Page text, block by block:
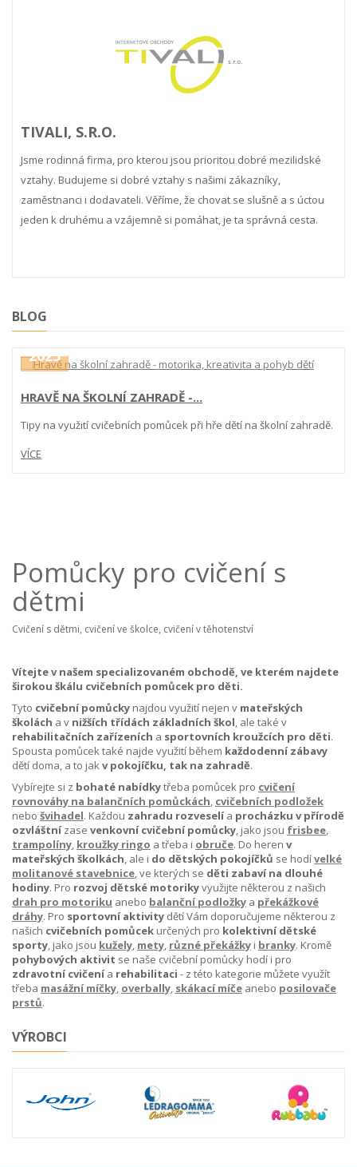
TIVALI, S.R.O.
Jsme rodinná firma, pro kterou jsou prioritou dobré mezilidské
vztahy. Budujeme si dobré vztahy s našimi zákazníky,
zaměstnanci i dodavateli. Věříme, že chovat se slušně a s úctou
jeden k druhému a vzájemně si pomáhat, je ta správná cesta.
BLOG
ŘÍJEN
2025
HRAVĚ NA ŠKOLNÍ ZAHRADĚ -...
Tipy na využití cvičebních pomůcek při hře dětí na školní zahradě.
VÍCE
Pomůcky pro cvičení s
dětmi
Cvičení s dětmi, cvičení ve školce, cvičení v těhotenství
Vítejte v našem specializovaném obchodě, ve kterém najdete
širokou škálu cvičebních pomůcek pro děti.
Tyto cvičební pomůcky najdou využití nejen v mateřských
školách a v nižších třídách základních škol, ale také v
rehabilitačních zařízeních a sportovních kroužcích pro děti.
Spousta pomůcek také najde využití během každodenní zábavy
dětí doma, a to jakv pokojíčku, tak na zahradě.
Vybírejte si z bohaté nabídkytřeba pomůcek pro cvičení
rovnováhy na balančních pomůckách, cvičebních podložek
nebo švihadel. Každou zahradu rozveselía procházku v přírodě
ozvláštnízase venkovní cvičební pomůcky, jako jsou frisbee,
trampolíny, kroužky ringo a třeba i obruče. Do heren v
mateřských školkách, ale i do dětských pokojíčků se hodívelké
molitanové stavebnice, ve kterých se děti zabaví na dlouhé
hodiny. Pro rozvoj dětské motorikyvyužijte některou z našich
drah pro motoriku anebo balanční podložky a překážkové
dráhy. Pro sportovní aktivity dětí Vám doporučujeme některou z
našich cvičebních pomůcek určených pro kolektivní dětské
sporty, jako jsou kužely, mety, různé překážky i branky. Kromě
pohybových aktivit se naše cvičební pomůcky hodí i pro
zdravotní cvičenía rehabilitaci - z této kategorie můžete využít
třeba masážní míčky, overbally, skákací míče anebo posilovače
prstů.
VÝROBCI